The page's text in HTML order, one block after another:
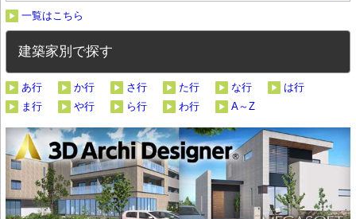
一覧はこちら
建築家別で探す
あ行 か行 さ行 た行 な行
は行
ま行
や行 ら行 わ行 A～Z